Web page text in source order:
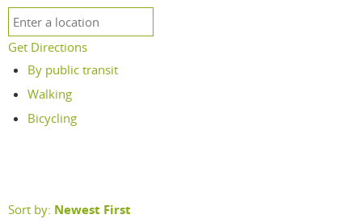
Get Directions
By public transit
Walking
Bicycling
Sort by: Newest First